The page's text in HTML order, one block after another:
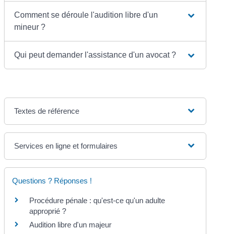
Comment se déroule l'audition libre d'un
mineur ?
Qui peut demander l'assistance d'un avocat ?
Textes de référence
Services en ligne et formulaires
Questions ? Réponses !
Procédure pénale : qu'est-ce qu'un adulte
approprié ?
Audition libre d'un majeur